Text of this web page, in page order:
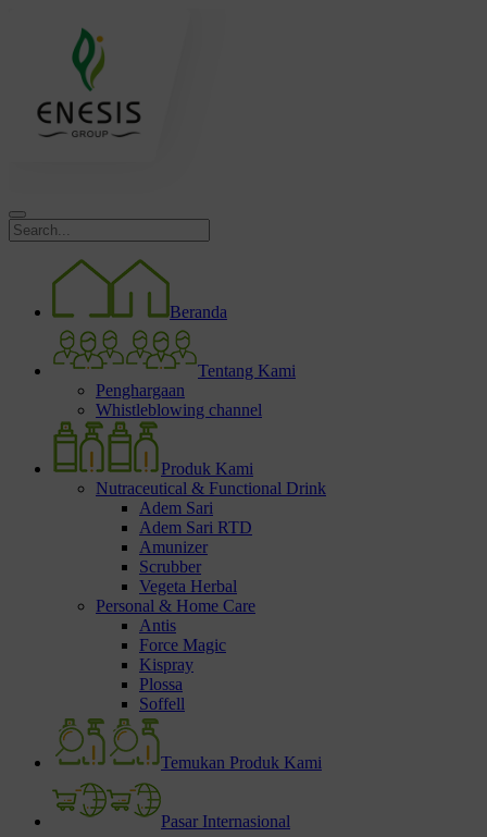
Beranda
Tentang Kami
Penghargaan
Whistleblowing channel
Produk Kami
Nutraceutical & Functional Drink
Adem Sari
Adem Sari RTD
Amunizer
Scrubber
Vegeta Herbal
Personal & Home Care
Antis
Force Magic
Kispray
Plossa
Soffell
Temukan Produk Kami
Pasar Internasional